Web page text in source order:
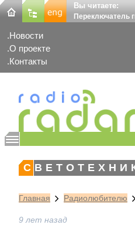
Вы читаете:
Переключатель
Новости
О проекте
Контакты
Главная Радиолюбителю
9 лет назад